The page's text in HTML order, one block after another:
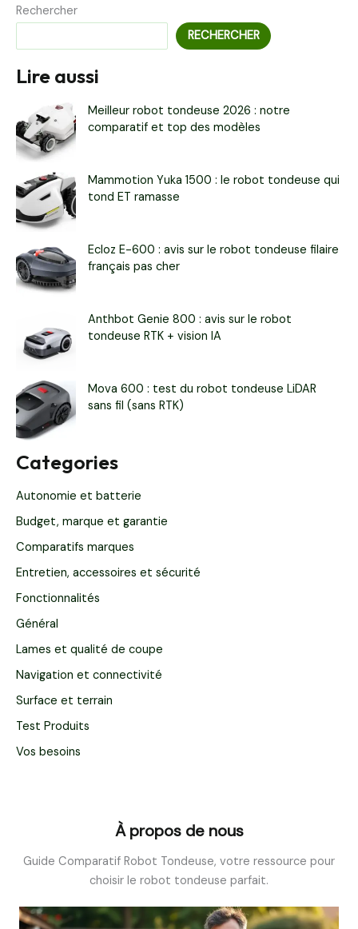
Rechercher
RECHERCHER
Lire aussi
Meilleur robot tondeuse 2026 : notre
comparatif et top des modèles
Mammotion Yuka 1500 : le robot tondeuse qui
tond ET ramasse
Ecloz E-600 : avis sur le robot tondeuse filaire
français pas cher
Anthbot Genie 800 : avis sur le robot
tondeuse RTK + vision IA
Mova 600 : test du robot tondeuse LiDAR
sans fil (sans RTK)
Categories
Autonomie et batterie
Budget, marque et garantie
Comparatifs marques
Entretien, accessoires et sécurité
Fonctionnalités
Général
Lames et qualité de coupe
Navigation et connectivité
Surface et terrain
Test Produits
Vos besoins
À propos de nous
Guide Comparatif Robot Tondeuse, votre ressource pour
choisir le robot tondeuse parfait.